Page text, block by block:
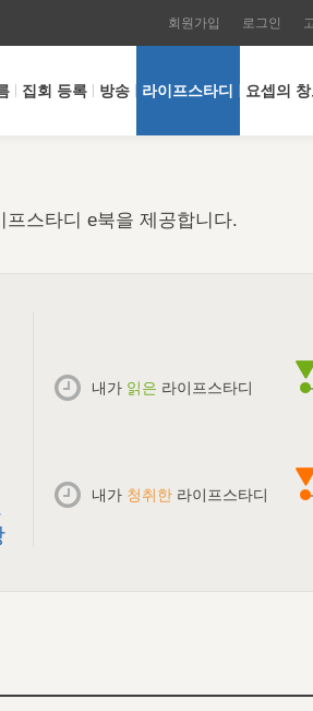
회원가입 로그인
집회 등록 방송 라이프스타디 요셉의
스타디 e북을 제공합니다.
내가 읽은 라이프스타디
내가 청취한 라이프스타디